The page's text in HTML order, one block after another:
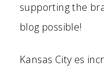
supporting the
blog possible!
Kansas City es